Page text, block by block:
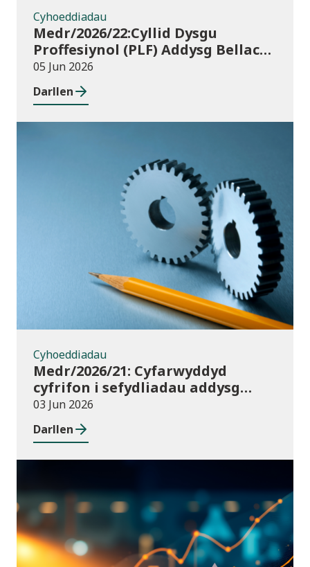
Cyhoeddiadau
Medr/2026/22:Cyllid Dysgu
Proffesiynol (PLF) Addysg Bellach
ym Mlwyddyn Academaidd
2026/27 – canllawiau a thempledi
ar gyfer ceisiadau am gyllid
05 Jun 2026
Darllen
Cyhoeddiadau
Cyhoeddiadau
Medr/2026/21: Cyfarwyddyd
cyfrifon i sefydliadau addysg
uwch yng Nghymru ar gyfer
2025/26
03 Jun 2026
Darllen